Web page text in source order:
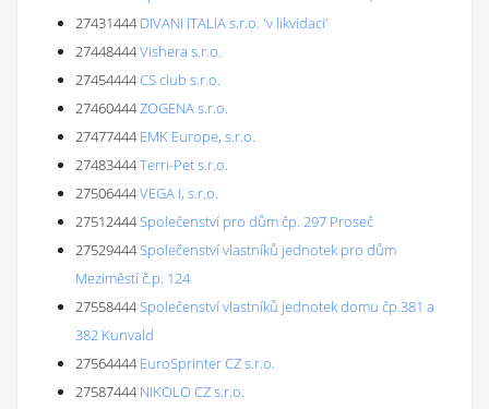
27431444 DIVANI ITALIA s.r.o. 'v likvidaci'
27448444Vishera s.r.o.
27454444CS club s.r.o.
27460444ZOGENA s.r.o.
27477444 EMK Europe, s.r.o.
27483444Terri-Pet s.r.o.
27506444VEGA I, s.r.o.
27512444Společenství pro dům čp. 297 Proseč
27529444Společenství vlastníků jednotek pro dům
Meziměstí č.p. 124
27558444Společenství vlastníků jednotek domu čp.381 a
382 Kunvald
27564444 EuroSprinter CZ s.r.o.
27587444 NIKOLO CZ s.r.o.